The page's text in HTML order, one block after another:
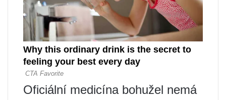
Oficiální medicína bohužel nemá